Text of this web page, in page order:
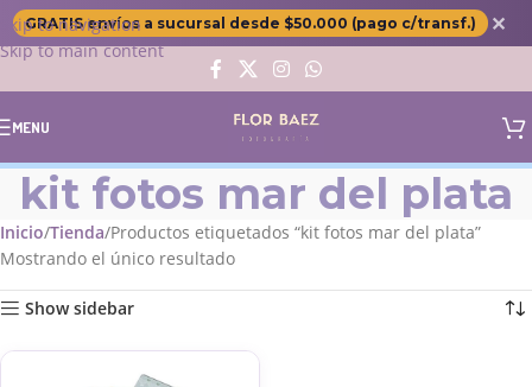
Skip to navigation
Skip to main content
GRATIS envíos a sucursal desde $50.000 (pago c/transf.) ✕
MENU
kit fotos mar del plata
Inicio Tienda Productos etiquetados “kit fotos mar del plata”
Mostrando el único resultado
Show sidebar